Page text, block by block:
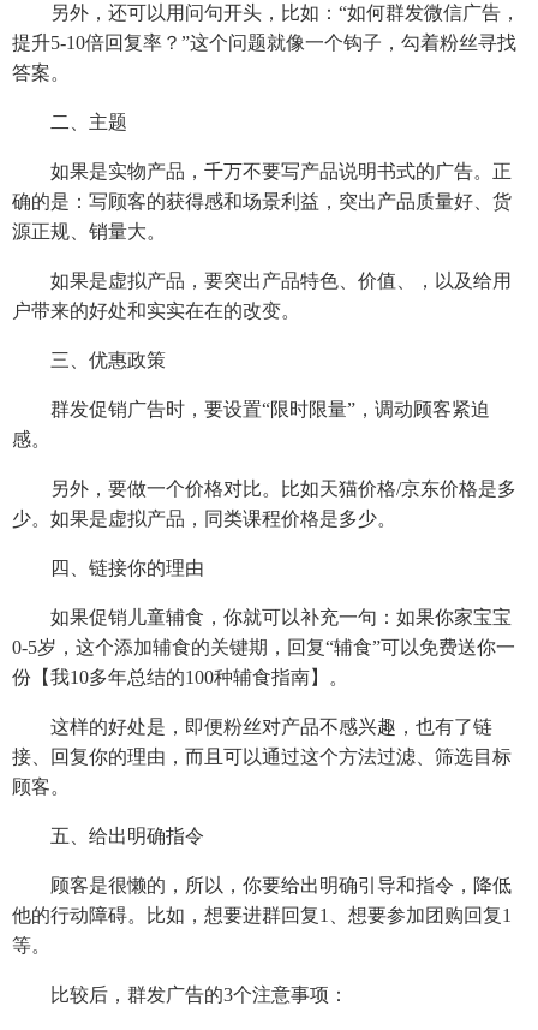
另外，还可以用问句开头，比如：“如何群发微信广告，
提升5-10倍回复率？”这个问题就像一个钩子，勾着粉丝寻找
答案。
二、主题
如果是实物产品，千万不要写产品说明书式的广告。正
确的是：写顾客的获得感和场景利益，突出产品质量好、货
源正规、销量大。
如果是虚拟产品，要突出产品特色、价值、，以及给用
户带来的好处和实实在在的改变。
三、优惠政策
群发促销广告时，要设置“限时限量”，调动顾客紧迫
感。
另外，要做一个价格对比。比如天猫价格/京东价格是多
少。如果是虚拟产品，同类课程价格是多少。
四、链接你的理由
如果促销儿童辅食，你就可以补充一句：如果你家宝宝
0-5岁，这个添加辅食的关键期，回复“辅食”可以免费送你一
份【我10多年总结的100种辅食指南】。
这样的好处是，即便粉丝对产品不感兴趣，也有了链
接、回复你的理由，而且可以通过这个方法过滤、筛选目标
顾客。
五、给出明确指令
顾客是很懒的，所以，你要给出明确引导和指令，降低
他的行动障碍。比如，想要进群回复1、想要参加团购回复1
等。
比较后，群发广告的3个注意事项：